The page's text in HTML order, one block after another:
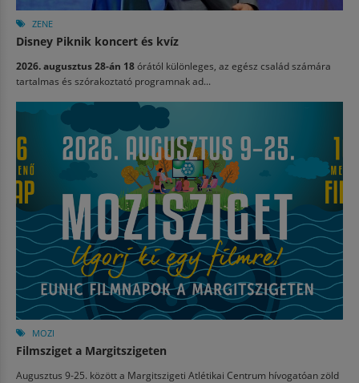
ZENE
Disney Piknik koncert és kvíz
2026. augusztus 28-án 18órától különleges, az egész család számára
tartalmas és szórakoztató programnak ad...
MOZI
Filmsziget a Margitszigeten
Augusztus 9-25. között a Margitszigeti Atlétikai Centrum hívogatóan zöld